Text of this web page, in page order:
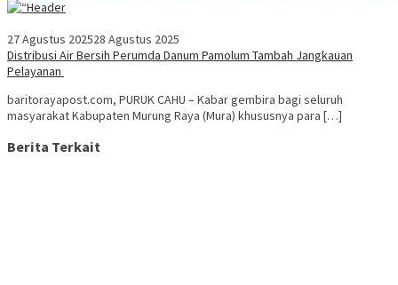
27 Agustus 202528 Agustus 2025
Distribusi Air Bersih Perumda Danum Pamolum Tambah Jangkauan
Pelayanan
baritorayapost.com, PURUK CAHU – Kabar gembira bagi seluruh
masyarakat Kabupaten Murung Raya (Mura) khususnya para […]
Berita Terkait